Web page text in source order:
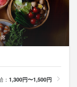
： 1,300円〜1,500円